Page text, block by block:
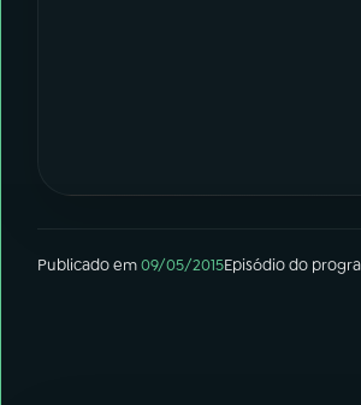
Publicado em09/05/2015Episódiodo